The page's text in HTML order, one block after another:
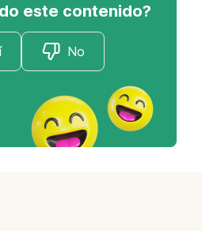
este contenido?
No